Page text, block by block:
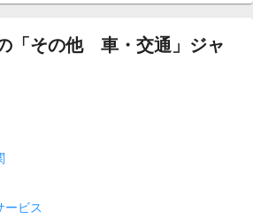
「その他 車・交通」ジャ
ービス